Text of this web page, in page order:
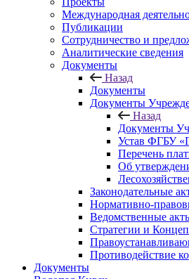
Международная
Публикации
Сотрудничество и
Аналитические сведения
Документы
Назад
Документы
Документы
Назад
Документы
Устав ФГБУ
Перечень
Об
Законодательные
Нормативно-
Ведомственные
Стратегии и
Противодействие
Документы